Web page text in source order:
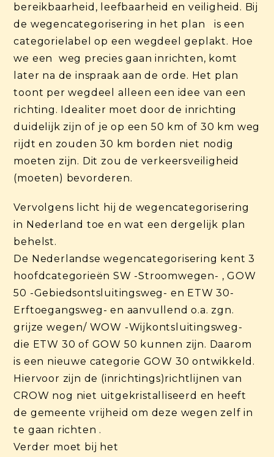
bereikbaarheid, leefbaarheid en veiligheid. Bij
de wegencategorisering in het plan is een
categorielabel op een wegdeel geplakt. Hoe
we een weg precies gaan inrichten, komt
later na de inspraak aan de orde. Het plan
toont per wegdeel alleen een idee van een
richting. Idealiter moet door de inrichting
duidelijk zijn of je op een 50 km of 30 km weg
rijdt en zouden 30 km borden niet nodig
moeten zijn. Dit zou de verkeersveiligheid
(moeten) bevorderen.
Vervolgens licht hij de wegencategorisering
in Nederland toe en wat een dergelijk plan
behelst.
De Nederlandse wegencategorisering kent 3
hoofdcategorieën SW -Stroomwegen- , GOW
50 -Gebiedsontsluitingsweg- en ETW 30-
Erftoegangsweg- en aanvullend o.a. zgn.
grijze wegen/ WOW -Wijkontsluitingsweg-
die ETW 30 of GOW 50 kunnen zijn. Daarom
is een nieuwe categorie GOW 30 ontwikkeld.
Hiervoor zijn de (inrichtings)richtlijnen van
CROW nog niet uitgekristalliseerd en heeft
de gemeente vrijheid om deze wegen zelf in
te gaan richten .
Verder moet bij het